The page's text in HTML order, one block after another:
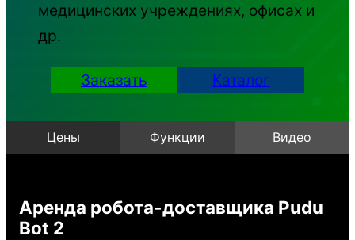
медицинских учреждениях, офисах и
др.
Заказать Каталог
Цены Функции Видео
Аренда робота-доставщика Pudu
Bot 2